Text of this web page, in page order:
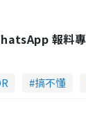
報料
搞不懂